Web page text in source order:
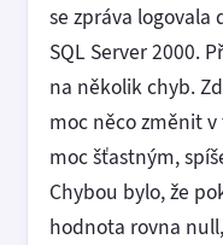
se zpráva
SQL Server 2000.
na několik chyb.
moc něco změnit
moc šťastným,
Chybou bylo, že
hodnota rovna